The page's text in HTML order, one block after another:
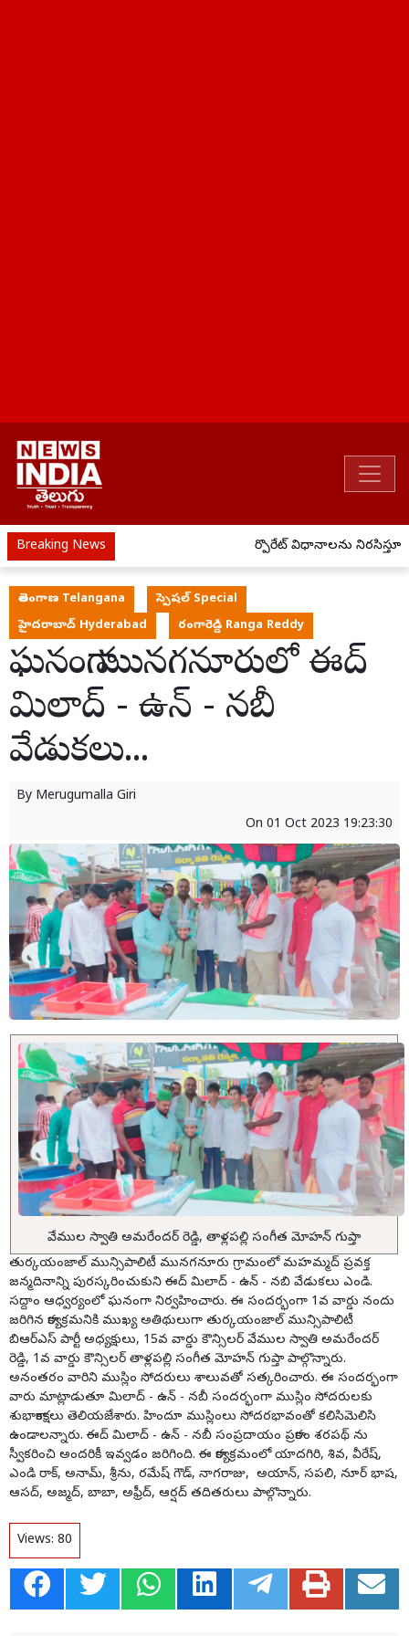
Breaking News కార్పొరేట్ విధానాలను నిరసిస్తూ
తెలంగాణ Telangana
స్పెషల్ Special
హైదరాబాద్ Hyderabad
రంగారెడ్డి Ranga Reddy
ఘనంగా మునగనూరులో ఈద్
మిలాద్ - ఉన్ - నబీ
వేడుకలు...
By Merugumalla Giri
On 01 Oct 2023 19:23:30
వేముల స్వాతి అమరేందర్ రెడ్డి, తాళ్లపల్లి సంగీత మోహన్ గుప్తా
తుర్కయంజాల్ మున్సిపాలిటీ మునగనూరు గ్రామంలో మహమ్మద్ ప్రవక్త
జన్మదినాన్ని పురస్కరించుకుని ఈద్ మిలాద్ - ఉన్ - నబి వేడుకలు ఎండి.
సద్దాం ఆధ్వర్యంలో ఘనంగా నిర్వహించారు. ఈ సందర్భంగా 1వ వార్డు నందు
జరిగిన కార్యక్రమనికి ముఖ్య అతిథులుగా తుర్కయంజాల్ మున్సిపాలిటీ
బిఆర్ఎస్ పార్టీ అధ్యక్షులు, 15వ వార్డు కౌన్సిలర్ వేముల స్వాతి అమరేందర్
రెడ్డి, 1వ వార్డు కౌన్సిలర్ తాళ్లపల్లి సంగీత మోహన్ గుప్తా పాల్గొన్నారు.
అనంతరం వారిని ముస్లిం సోదరులు శాలువతో సత్కరించారు. ఈ సందర్భంగా
వారు మాట్లాడుతూ మిలాద్ - ఉన్ - నబీ సందర్భంగా ముస్లిం సోదరులకు
శుభాకాంక్షలు తెలియజేశారు. హిందూ ముస్లింలు సోదరభావంతో కలిసిమెలిసి
ఉండాలన్నారు. ఈద్ మిలాద్ - ఉన్ - నబీ సంప్రదాయం ప్రకారం శరపథ్ ను
స్వీకరించి అందరికీ ఇవ్వడం జరిగింది. ఈ కార్యక్రమంలో యాదగిరి, శివ, వీరేష్,
ఎండి రాక్, అనామ్, శ్రీను, రమేష్ గౌడ్, నాగరాజు, అయాన్, సపలి, నూర్ భాష,
ఆసద్, అజ్మద్, బాబా, అఫ్రీద్, ఆర్షద్ తదితరులు పాల్గొన్నారు.
Views: 80